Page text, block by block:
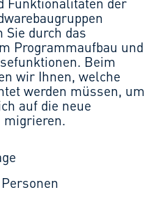
Sie durch das
Programmaufbau und
Beim
wir Ihnen, welche
werden müssen, um
auf die neue
migrieren.